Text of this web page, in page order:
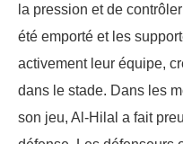
la pression et de
été emporté et les
activement leur équipe,
dans le stade. Dans les
son jeu, Al-Hilal a fait